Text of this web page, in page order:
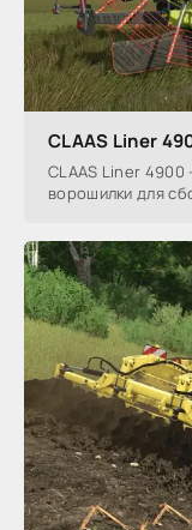
CLAAS Liner
CLAAS Liner
ворошилки для